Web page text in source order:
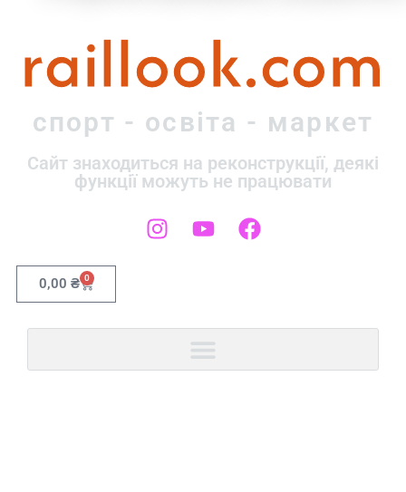
raillook.com
спорт - освіта - маркет
Сайт знаходиться на реконструкції, деякі
функції можуть не працювати
0,00 ₴ 0